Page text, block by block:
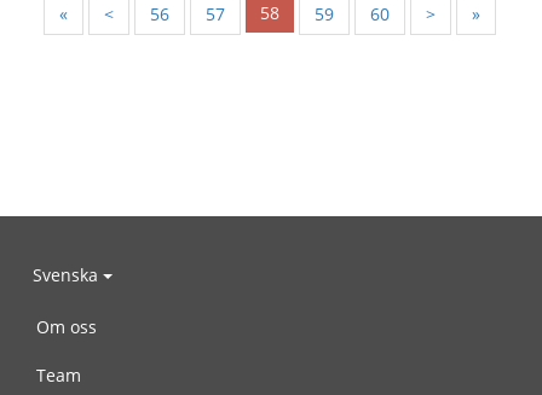
« < 56 57 58 59 60 > »
Svenska
Om oss
Team